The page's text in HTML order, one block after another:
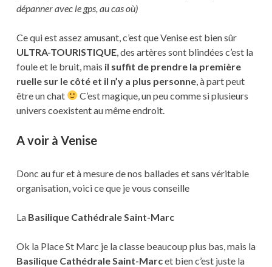
dépanner avec le gps, au cas où)
Ce qui est assez amusant, c’est que Venise est bien sûr
ULTRA-TOURISTIQUE, des artères sont blindées c’est la
foule et le bruit, mais il suffit de prendre la première
ruelle sur le côté et il n’y a plus personne, à part peut
être un chat
C’est magique, un peu comme si plusieurs
univers coexistent au même endroit.
A voir à Venise
Donc au fur et à mesure de nos ballades et sans véritable
organisation, voici ce que je vous conseille
La Basilique Cathédrale Saint-Marc
Ok la Place St Marc je la classe beaucoup plus bas, mais la
Basilique Cathédrale Saint-Marcet bien c’est juste la